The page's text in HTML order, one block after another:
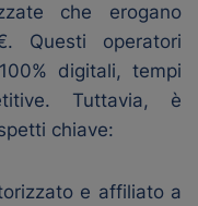
che erogano
Questi operatori
digitali, tempi
Tuttavia, è
chiave:
e affiliato a